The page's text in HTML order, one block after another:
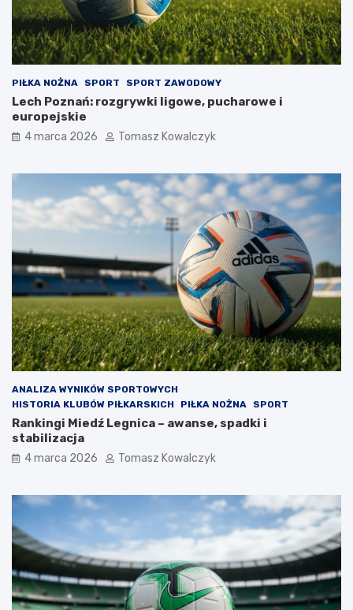
PIŁKA NOŻNA SPORT SPORT ZAWODOWY
Lech Poznań: rozgrywki ligowe, pucharowe i
europejskie
4 marca 2026 Tomasz Kowalczyk
ANALIZA WYNIKÓW SPORTOWYCH
HISTORIA KLUBÓW PIŁKARSKICH
PIŁKA NOŻNA SPORT
Rankingi Miedź Legnica – awanse, spadki i
stabilizacja
4 marca 2026 Tomasz Kowalczyk